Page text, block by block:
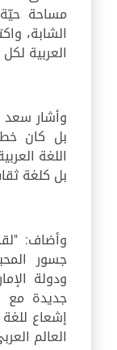
مساحة
الشابة،
العربية
وأشار
بل كان
اللغة
بل كلغة
وأضاف:
جسور
ودولة
جديدة مع
إشعاع للغة
العالم